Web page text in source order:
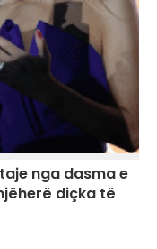
nga dasma e
diçka të